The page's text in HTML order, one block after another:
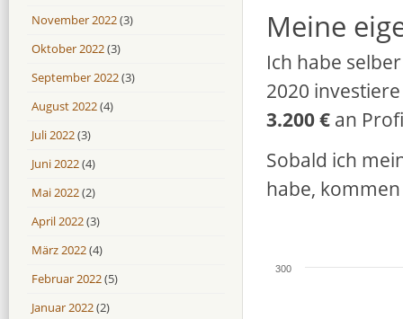
Meine
Ich habe
2020
3.200 € an
Sobald ich
habe,
300
November 2022(3)
Oktober 2022(3)
September 2022(3)
August 2022(4)
Juli 2022(3)
Juni 2022(4)
Mai 2022(2)
April 2022(3)
März 2022(4)
Februar 2022(5)
Januar 2022(2)